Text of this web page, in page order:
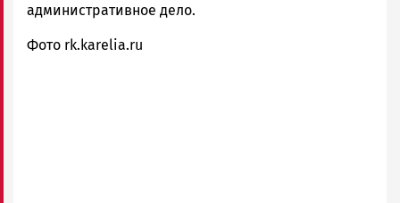
административное дело.
Фото rk.karelia.ru